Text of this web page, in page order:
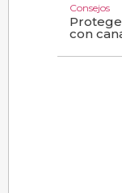
Consejos
con